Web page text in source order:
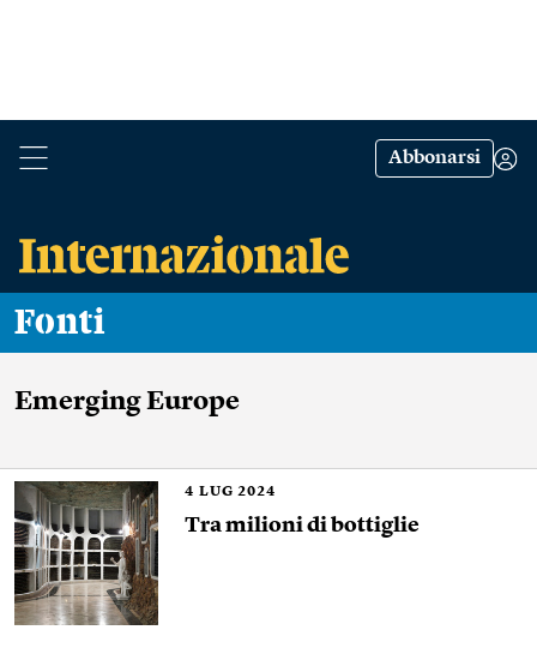
Abbonarsi
Fonti
Emerging Europe
4 LUG 2024
Tra milioni di bottiglie